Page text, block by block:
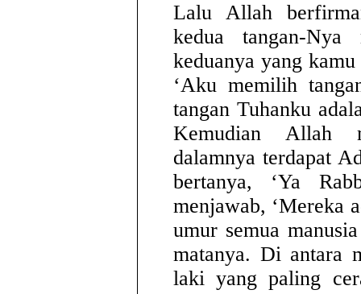
Lalu Allah
kedua tangan-
keduanya yang
‘Aku memilih
tangan Tuhanku
Kemudian Allah
dalamnya terdapat
bertanya, ‘Ya
menjawab, ‘Mereka
umur semua
matanya. Di antara
laki yang paling